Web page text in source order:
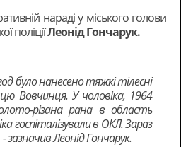
нараді у міського голови
поліціїЛеонід Гончарук.
було нанесено тяжкі тілесні
Вовчинця. У чоловіка, 1964
різана рана в область
госпіталізували в ОКЛ. Зараз
зазначив Леонід Гончарук.